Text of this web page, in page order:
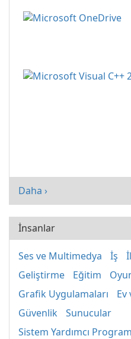
Daha ›
İnsanlar
Ses ve Multimedya İş
Geliştirme
Eğitim
Grafik Uygulamaları
Ev
Güvenlik
Sunucular
Sistem Yardımcı